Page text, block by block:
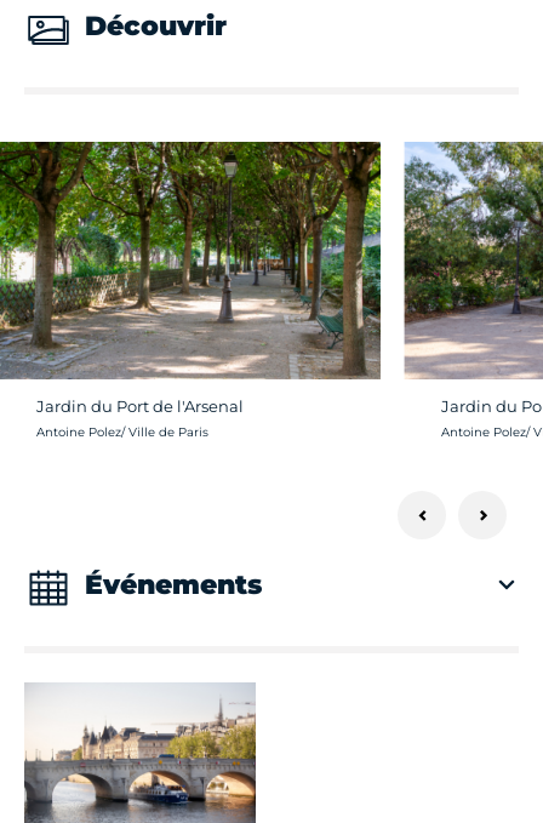
Découvrir
Jardin du Port de l'Arsenal
Crédit photo :
Antoine Polez/ Ville de Paris
Jardin du
Crédit photo :
Antoine Polez/
Événements